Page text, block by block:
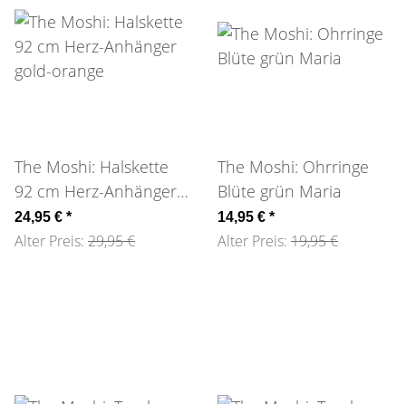
The Moshi: Halskette
92 cm Herz-Anhänger
gold-orange
24,95 € *
Alter Preis: 29,95 €
The Moshi: Ohrringe
Blüte grün Maria
14,95 € *
Alter Preis: 19,95 €